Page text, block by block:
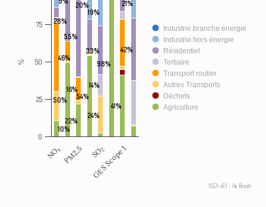
%
20%
19%
21%
28%
55%
33%
42%
14%
46%
16%
24%
10%
50%
22%
54%
98%
41%
Industrie branche énergie
Industrie hors énergie
Résidentiel
Tertiaire
Transport routier
Autres Transports
Déchets
Agriculture
NO
x PM2,5 SO
2
GES Scope 1
0
25
50
75
ISEA v6.1 - Air Breizh